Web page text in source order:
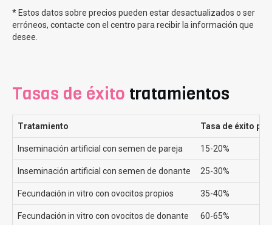
Cada caso que llega a Clínicas Eva es diferente, pero
frecuentemente nos encontramos con dudas y preguntas
que estamos encantados de poder asesorar a todas
el donante de semen, donde informamos que en España
el de mayor parecido a la mama gestante oque mama
sera la donante y cual la gestante
, a lo que
respondemos quees una decisión personal de la
pareja, aunque si que es cierto que nuestros
profesionales aconsejarán siempre en función de la
calidad de los óvulos de cada mama.
Si tienes cualquier duda, rellena nuestro formulario y
estaremos encantados de ayudarte!
* Estos datos sobre precios pueden estar desactualizados o ser
erróneos, contacte con el centro para recibir la información que
desee.
Tasas de éxito tratamientos
Tratamiento Tasa de éxito
Inseminación artificial con semen de pareja 15-20%
Inseminación artificial con semen de donante 25-30%
Fecundación in vitro con ovocitos propios 35-40%
Fecundación in vitro con ovocitos de donante 60-65%